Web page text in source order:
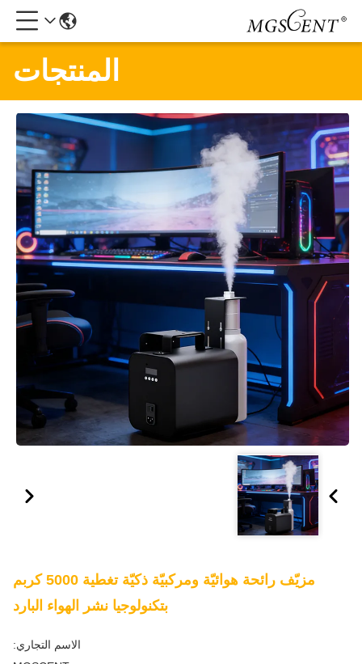
المنتجات
مزيّف رائحة هوائيّة ومركبيّة ذكيّة تغطية 5000 كربم
بتكنولوجيا نشر الهواء البارد
الاسم التجاري: